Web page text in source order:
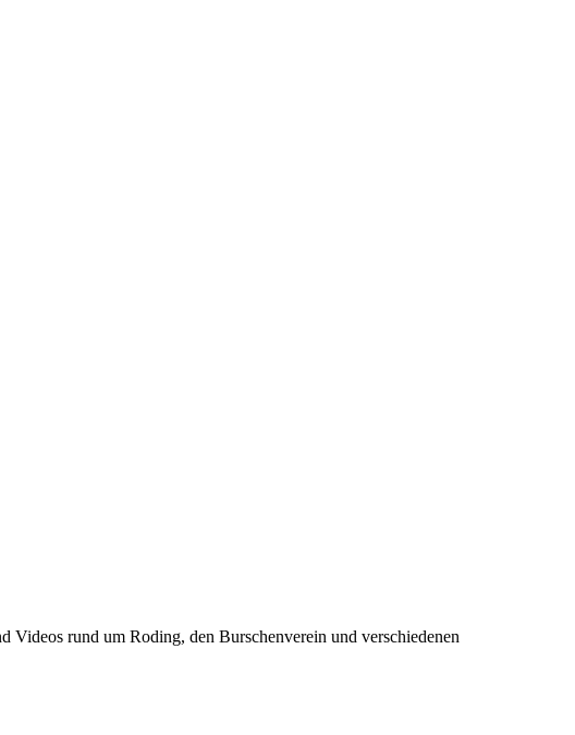
rund um Roding, den Burschenverein und verschiedenen